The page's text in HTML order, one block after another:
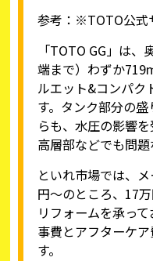
参考：※TOTO公式
「TOTO GG」は
端まで）わずか
ルエット&コンパク
す。タンク部分の
らも、水圧の影響
高層部などでも問題
といれ市場では、
円～のところ、17
リフォームを承っ
事費とアフターケ
す。